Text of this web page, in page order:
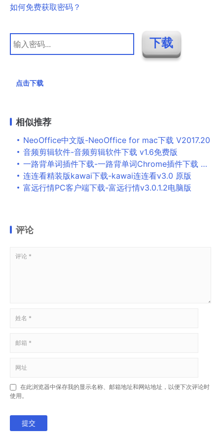
如何免费获取密码？
点击下载
相似推荐
NeoOffice中文版-NeoOffice for mac下载 V2017.20
音频剪辑软件-音频剪辑软件下载 v1.6免费版
一路背单词插件下载-一路背单词Chrome插件下载 v1.0.0.0官方版
连连看精装版kawai下载-kawai连连看v3.0 原版
富远行情PC客户端下载-富远行情v3.0.1.2电脑版
评论
在此浏览器中保存我的显示名称、邮箱地址和网站地址，以便下次评论时
使用。
提交